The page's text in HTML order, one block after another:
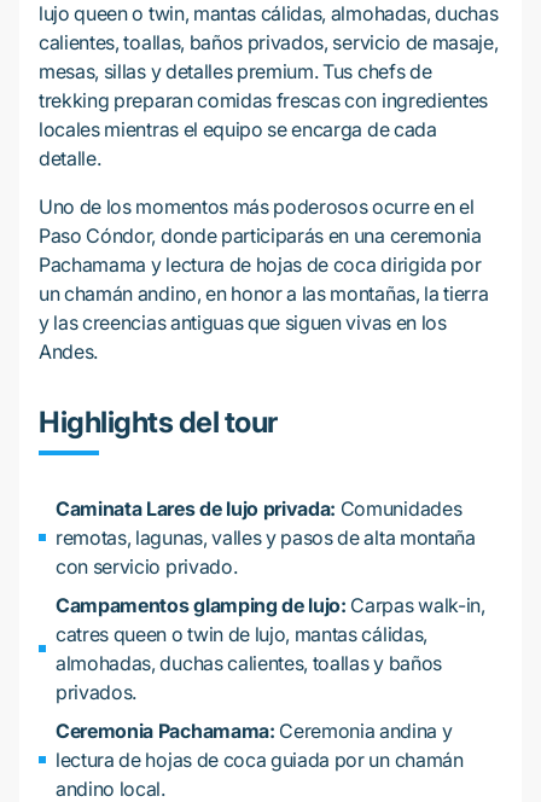
lujo queen o twin, mantas cálidas, almohadas, duchas
calientes, toallas, baños privados, servicio de masaje,
mesas, sillas y detalles premium. Tus chefs de
trekking preparan comidas frescas con ingredientes
locales mientras el equipo se encarga de cada
detalle.
Uno de los momentos más poderosos ocurre en el
Paso Cóndor, donde participarás en una ceremonia
Pachamama y lectura de hojas de coca dirigida por
un chamán andino, en honor a las montañas, la tierra
y las creencias antiguas que siguen vivas en los
Andes.
Highlights del tour
Caminata Lares de lujo privada: Comunidades
remotas, lagunas, valles y pasos de alta montaña
con servicio privado.
Campamentos glamping de lujo: Carpas walk-in,
catres queen o twin de lujo, mantas cálidas,
almohadas, duchas calientes, toallas y baños
privados.
Ceremonia Pachamama: Ceremonia andina y
lectura de hojas de coca guiada por un chamán
andino local.